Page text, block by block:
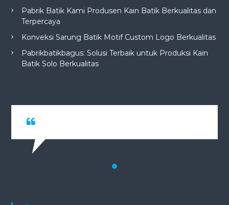
Pabrik Batik Kami Produsen Kain Batik Berkualitas dan
Terpercaya
Konveksi Sarung Batik Motif Custom Logo Berkualitas
Pabrikbatikbagus: Solusi Terbaik untuk Produksi Kain
Batik Solo Berkualitas